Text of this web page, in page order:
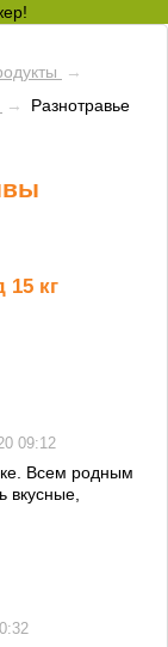
→
→
Разнотравье
15 кг
09:12
Всем родным
вкусные,